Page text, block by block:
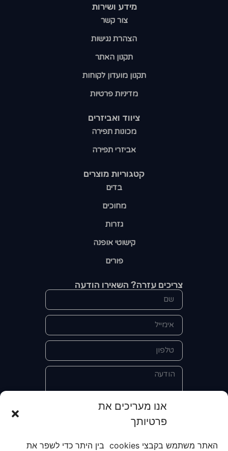
אנו מעריכים את
פרטיותך
האתר משתמש בקבצי cookies בין היתר כדי לשפר את
קטגוריות מוצרים​
בדים
מחוכים
גזרות
קישוטי אופנה
פורים
ציווד ואביזרים
מכונות תפירה
אביזרי תפירה
מידע ושירות
צור קשר
הצהרת נגישות
תקנון האתר
תקנון מועדון לקוחות
מדיניות פרטיות
צריכים עזרה? השאירו הודעה
אני מאשר/ת את מסירת הפרטים